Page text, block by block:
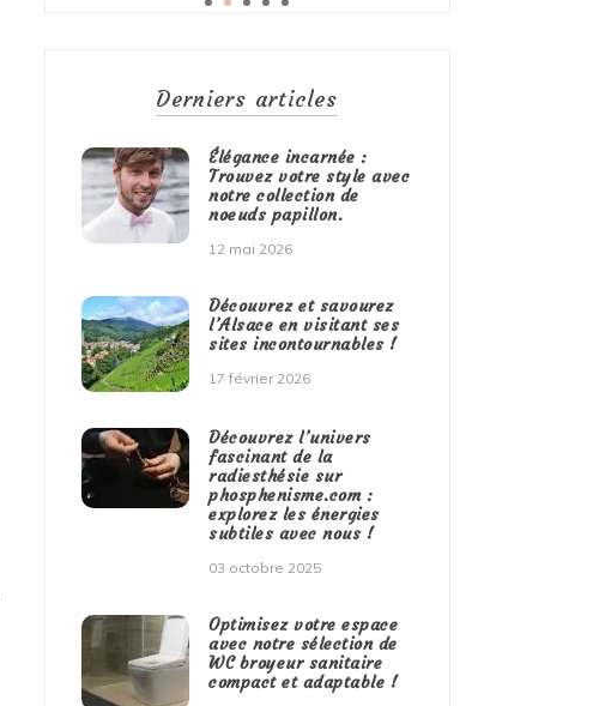
Derniers articles
Élégance incarnée :
Trouvez votre style avec
notre collection de
noeuds papillon.
12 mai 2026
Découvrez et savourez
l’Alsace en visitant ses
sites incontournables !
17 février 2026
Découvrez l’univers
fascinant de la
radiesthésie sur
phosphenisme.com :
explorez les énergies
subtiles avec nous !
03 octobre 2025
Optimisez votre espace
avec notre sélection de
WC broyeur sanitaire
compact et adaptable !